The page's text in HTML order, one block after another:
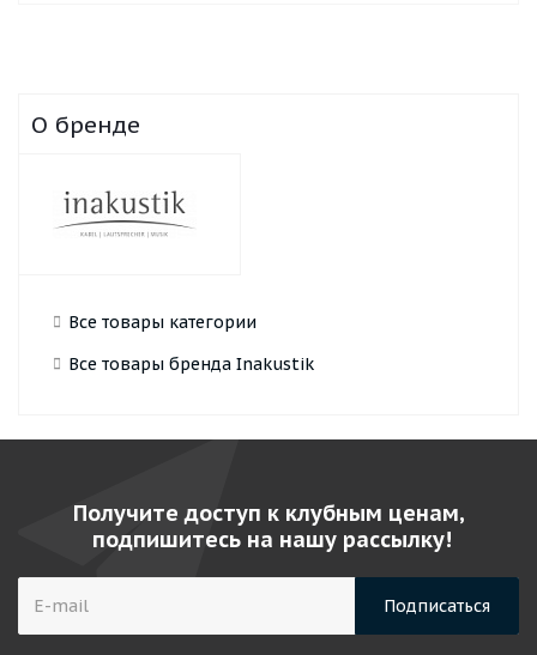
О бренде
Все товары категории
Все товары бренда Inakustik
Получите доступ к клубным ценам,
подпишитесь на нашу рассылку!